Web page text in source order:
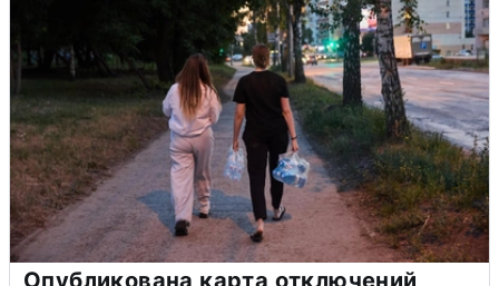
Опубликована карта отключений